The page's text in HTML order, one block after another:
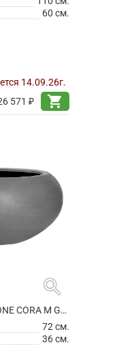
60 см.
14.09.26г.
571 ₽
shopping_cart
search
КАШПО FIBERSTONE CORA M GREY
72 см.
36 см.